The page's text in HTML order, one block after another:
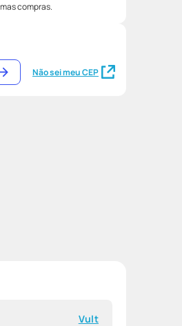
compras.
Não sei meu CEP
Vult